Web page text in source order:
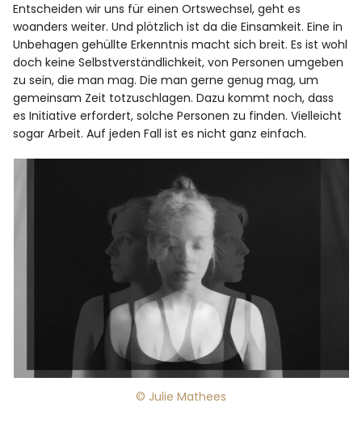
Entscheiden wir uns für einen Ortswechsel, geht es
woanders weiter. Und plötzlich ist da die Einsamkeit. Eine in
Unbehagen gehüllte Erkenntnis macht sich breit. Es ist wohl
doch keine Selbstverständlichkeit, von Personen umgeben
zu sein, die man mag. Die man gerne genug mag, um
gemeinsam Zeit totzuschlagen. Dazu kommt noch, dass
es Initiative erfordert, solche Personen zu finden. Vielleicht
sogar Arbeit. Auf jeden Fall ist es nicht ganz einfach.
© Julie Mathees